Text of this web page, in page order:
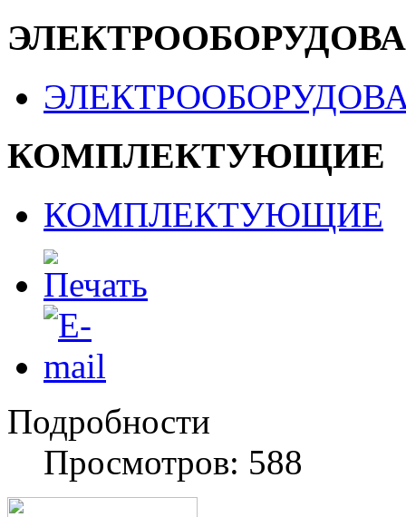
КОМПЛЕКТУЮЩИЕ
КОМПЛЕКТУЮЩИЕ
Подробности
Просмотров: 588